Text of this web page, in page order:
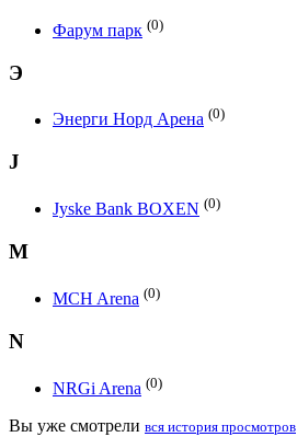
Фарум парк (0)
Э
Энерги Норд Арена (0)
J
Jyske Bank BOXEN (0)
M
MCH Arena (0)
N
NRGi Arena (0)
Вы уже смотрели вся история просмотров